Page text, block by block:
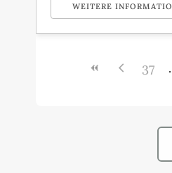
WEITERE
37